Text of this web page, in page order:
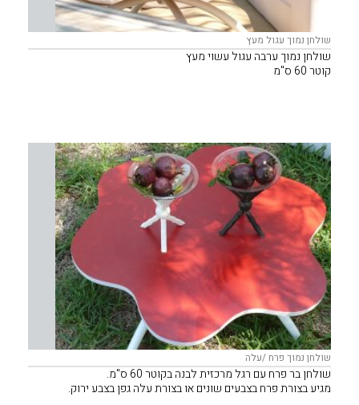
שולחן נמוך עגול מעץ
שולחן נמוך ערבה עגול עשוי מעץ
קוטר 60 ס"מ
שולחן נמוך פרח /עלה
שולחן בר פרח עם רגל מרכזית לבנה בקוטר 60 ס"מ.
מגיע בצורת פרח בצבעים שונים או בצורת עלה גפן בצבע ירוק.